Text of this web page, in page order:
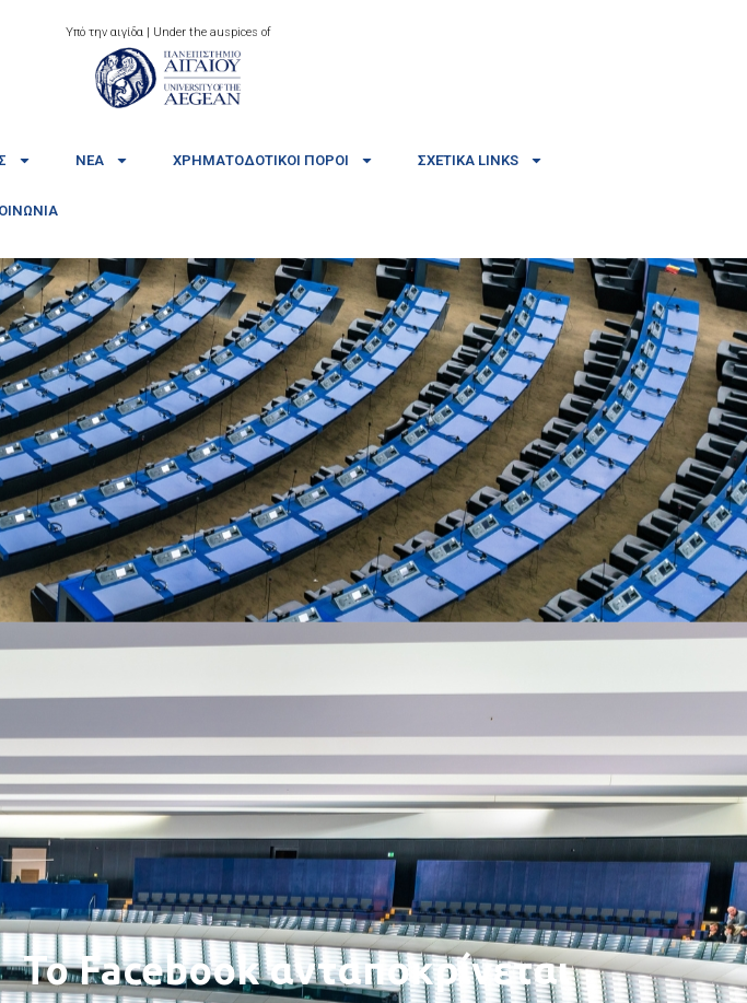
Υπό την αιγίδα | Under the auspices of
ΝΈΑ ΧΡΗΜΑΤΟΔΟΤΙΚΟΊ ΠΌΡΟΙ ΣΧΕΤΙΚΆ LINKS
Το Facebook ανταποκρίνεται